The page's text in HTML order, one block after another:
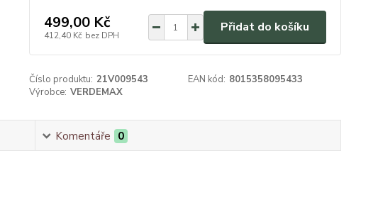
499,00 Kč
412,40 Kč bez DPH
Přidat do košíku
Číslo produktu: 21V009543 EAN kód: 8015358095433
Výrobce: VERDEMAX
Komentáře 0